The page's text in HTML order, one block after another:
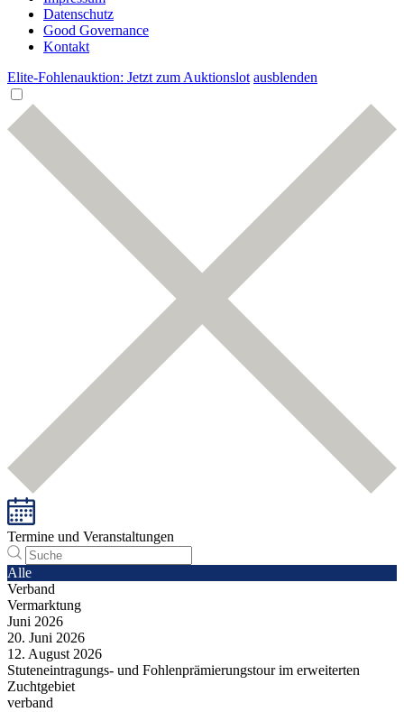
Datenschutz
Good Governance
Kontakt
Elite-Fohlenauktion: Jetzt zum Auktionslot ausblenden
Termine und Veranstaltungen
Alle
Verband
Vermarktung
Juni 2026
20. Juni 2026
12. August 2026
Stuteneintragungs- und Fohlenprämierungstour im erweiterten
Zuchtgebiet
verband